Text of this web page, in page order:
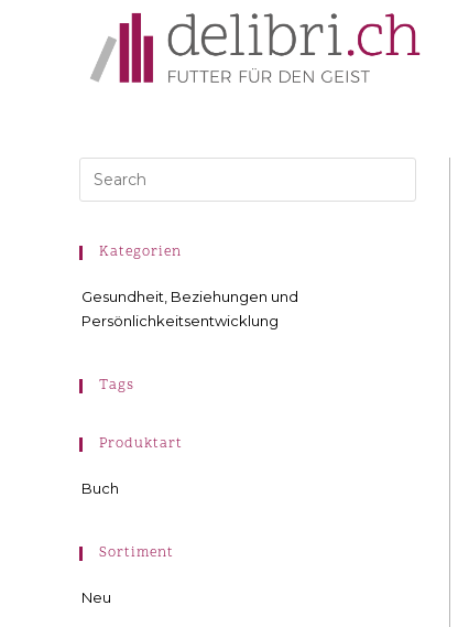
Kategorien
Gesundheit, Beziehungen und
Persönlichkeitsentwicklung
Tags
Produktart
Buch
Sortiment
Neu